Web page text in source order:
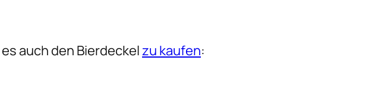
s
auch den Bierdeckelzu kaufen: